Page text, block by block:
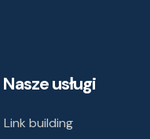
Nasze usługi
Link building